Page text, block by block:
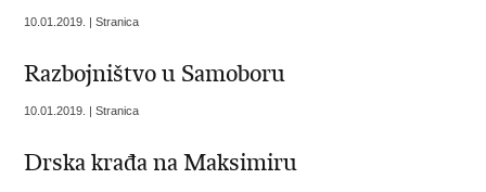
10.01.2019. | Stranica
Razbojništvo u Samoboru
10.01.2019. | Stranica
Drska krađa na Maksimiru